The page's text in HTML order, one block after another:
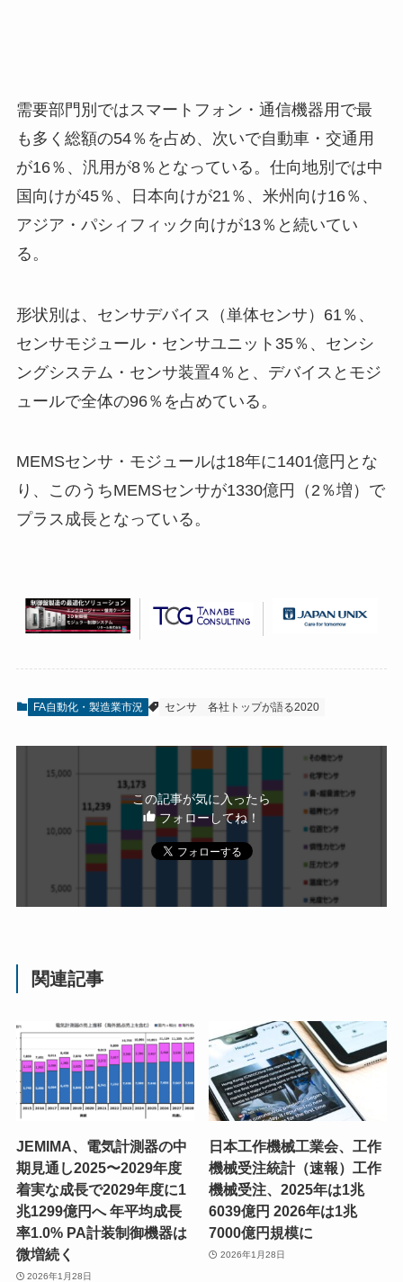
需要部門別ではスマートフォン・通信機器用で最
も多く総額の54％を占め、次いで自動車・交通用
が16％、汎用が8％となっている。仕向地別では中
国向けが45％、日本向けが21％、米州向け16％、
アジア・パシィフィック向けが13％と続いてい
る。
形状別は、センサデバイス（単体センサ）61％、
センサモジュール・センサユニット35％、センシ
ングシステム・センサ装置4％と、デバイスとモジ
ュールで全体の96％を占めている。
MEMSセンサ・モジュールは18年に1401億円とな
り、このうちMEMSセンサが1330億円（2％増）で
プラス成長となっている。
FA自動化・製造業市況 センサ 各社トップが語る2020
この記事が気に入ったら
フォローしてね！
関連記事
JEMIMA、電気計測器の中
期見通し2025〜2029年度
着実な成長で2029年度に1
兆1299億円へ 年平均成長
率1.0% PA計装制御機器は
微増続く
2026年1月28日
日本工作機械工業会、工作
機械受注統計（速報）工作
機械受注、2025年は1兆
6039億円 2026年は1兆
7000億円規模に
2026年1月28日